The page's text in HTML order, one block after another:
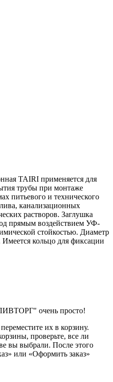
TAIRI применяется для
трубы при монтаже
питьевого и технического
канализационных
растворов. Заглушка
прямым воздействием УФ-
стойкостью. Диаметр
кольцо для фиксации
очень просто!
их в корзину.
проверьте, все ли
вы выбрали. После этого
или «Оформить заказ»